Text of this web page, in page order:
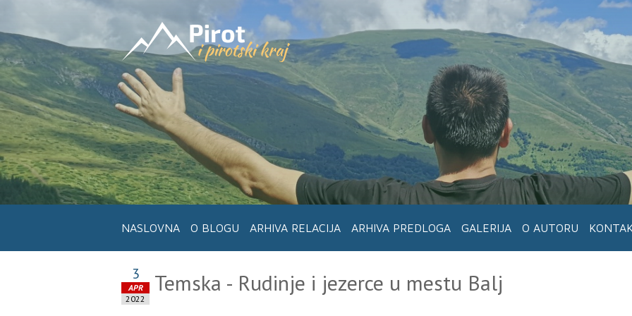
NASLOVNA O BLOGU ARHIVA RELACIJA ARHIVA PREDLOGA GALERIJA O AUTORU
3
APR
2022
Temska - Rudinje i jezerce u mestu Balj